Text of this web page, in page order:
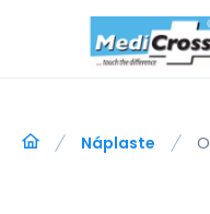
Náplaste